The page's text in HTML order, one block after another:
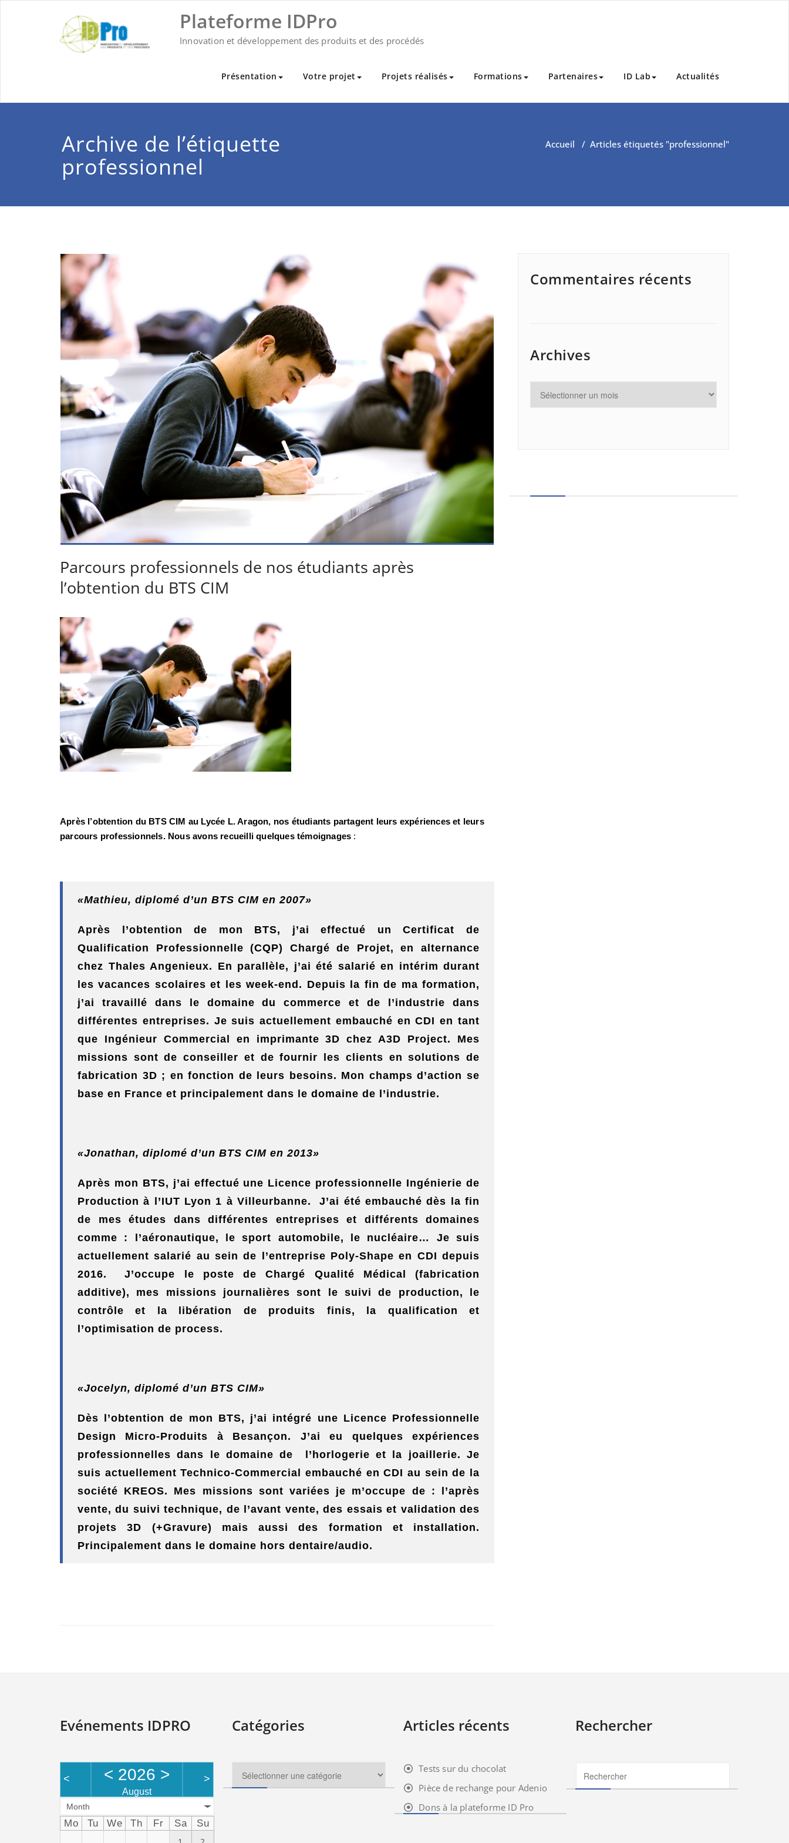
Plateforme IDPro
Innovation et développement des produits et des procédés
Présentation Votre projet Projets réalisés Formations Partenaires ID Lab Actualités
Archive de l’étiquette
professionnel
Accueil / Articles étiquetés "professionnel"
Parcours professionnels de nos étudiants après
l’obtention du BTS CIM
Après l’obtention du BTS CIM au Lycée L. Aragon, nos étudiants partagent leurs expériences et leurs
parcours professionnels. Nous avons recueilli quelques témoignages :
«Mathieu, diplomé d’un BTS CIM en 2007»
Après l’obtention de mon BTS, j’ai effectué un Certificat de
Qualification Professionnelle (CQP) Chargé de Projet, en alternance
chez Thales Angenieux. En parallèle, j’ai été salarié en intérim durant
les vacances scolaires et les week-end. Depuis la fin de ma formation,
j’ai travaillé dans le domaine du commerce et de l’industrie dans
différentes entreprises. Je suis actuellement embauché en CDI en tant
que Ingénieur Commercial en imprimante 3D chez A3D Project. Mes
missions sont de conseiller et de fournir les clients en solutions de
fabrication 3D ; en fonction de leurs besoins. Mon champs d’action se
base en France et principalement dans le domaine de l’industrie.
«Jonathan, diplomé d’un BTS CIM en 2013»
Après mon BTS, j’ai effectué une Licence professionnelle Ingénierie de
Production à l’IUT Lyon 1 à Villeurbanne. J’ai été embauché dès la fin
de mes études dans différentes entreprises et différents domaines
comme : l’aéronautique, le sport automobile, le nucléaire… Je suis
actuellement salarié au sein de l’entreprise Poly-Shape en CDI depuis
2016. J’occupe le poste de Chargé Qualité Médical (fabrication
additive), mes missions journalières sont le suivi de production, le
contrôle et la libération de produits finis, la qualification et
l’optimisation de process.
«Jocelyn, diplomé d’un BTS CIM»
Dès l’obtention de mon BTS, j’ai intégré une Licence Professionnelle
Design Micro-Produits à Besançon. J’ai eu quelques expériences
professionnelles dans le domaine de l’horlogerie et la joaillerie. Je
suis actuellement Technico-Commercial embauché en CDI au sein de la
société KREOS. Mes missions sont variées je m’occupe de : l’après
vente, du suivi technique, de l’avant vente, des essais et validation des
projets 3D (+Gravure) mais aussi des formation et installation.
Principalement dans le domaine hors dentaire/audio.
Commentaires récents
Archives
Evénements IDPRO
< < 2026 >
August
>
Month
Mo Tu We Th Fr Sa
Su
Catégories Articles récents
Tests sur du chocolat
Pièce de rechange pour Adenio
Dons à la plateforme ID Pro
Rechercher